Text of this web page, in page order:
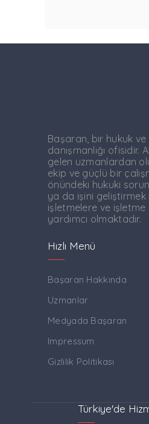
Başaran, bir hukuk ve
danışmanlığı ofisidir.
gelen uzmanlardan
ekip ve güçlü bir
önündeki hukuki
ya da işini geliştirmek
işletmelere ve
yardımcı olmaktadır.
Hızlı Menü
Başaran Hakkında
Uzmanlar
Medyada Başaran
Impressum
Gizlilik Politikası
Türkiye'de